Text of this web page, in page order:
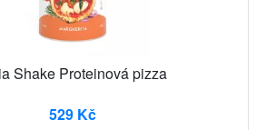
Shake Proteinová pizza
529 Kč